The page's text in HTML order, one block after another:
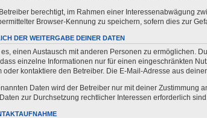
berechtigt, im Rahmen einer Interessenabwägung
Browser-Kennung zu speichern, sofern dies zur
DER WEITERGABE DEINER DATEN
einen Austausch mit anderen Personen zu ermöglichen.
einzelne Informationen nur für einen eingeschränkten
oder kontaktiere den Betreiber. Die E-Mail-Adresse aus
Daten wird der Betreiber nur mit deiner Zustimmung
zur Durchsetzung rechtlicher Interessen erforderlich sind.